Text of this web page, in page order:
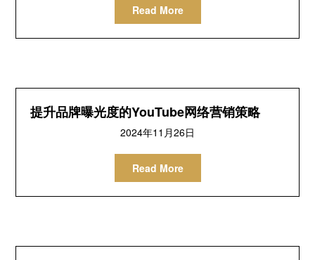
Read More
提升品牌曝光度的YouTube网络营销策略
2024年11月26日
Read More